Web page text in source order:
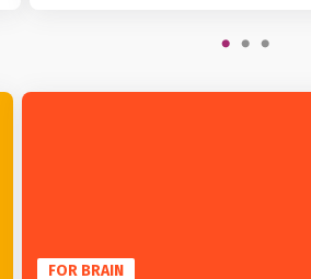
FOR BRAIN